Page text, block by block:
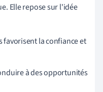
Elle repose sur l'idée
favorisent la confiance et
à des opportunités